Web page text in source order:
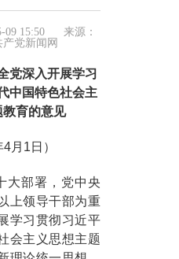
09 15:50
来源：
产党新闻网
党深入开展学习
中国特色社会主
教育的意见
4月1日）
大部署，党中央
上领导干部为重
学习贯彻习近平
会主义思想主题